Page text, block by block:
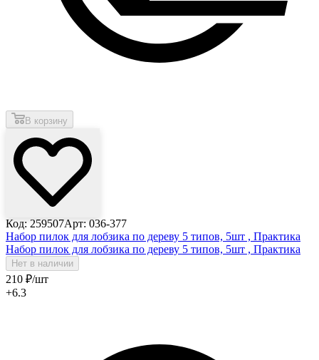
В корзину
Код: 259507Арт: 036-377
Набор пилок для лобзика по дереву 5 типов, 5шт , Практика
Набор пилок для лобзика по дереву 5 типов, 5шт , Практика
Нет в наличии
210 ₽/шт
+6.3